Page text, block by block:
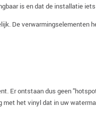
is en dat de installatie
De verwarmingselementen
Er ontstaan dus geen
met het vinyl dat in uw